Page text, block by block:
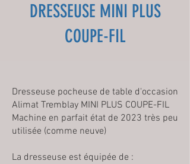
DRESSEUSE MINI PLUS
COUPE-FIL
Dresseuse pocheuse de table d'occasion
Alimat Tremblay MINI PLUS COUPE-FIL
Machine en parfait état de 2023 très peu
utilisée (comme neuve)
La dresseuse est équipée de :